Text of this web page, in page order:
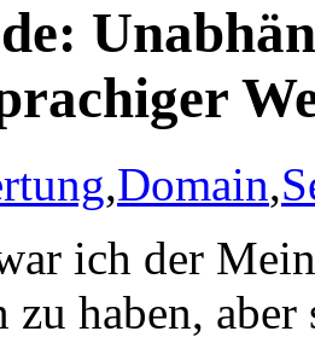
,Domain,
ich der
zu haben,